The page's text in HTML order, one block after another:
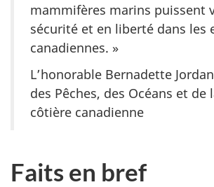
mammifères marins puissent
sécurité et en liberté dans les
canadiennes. »
L’honorable Bernadette
des Pêches, des Océans et de
côtière canadienne
Faits en bref